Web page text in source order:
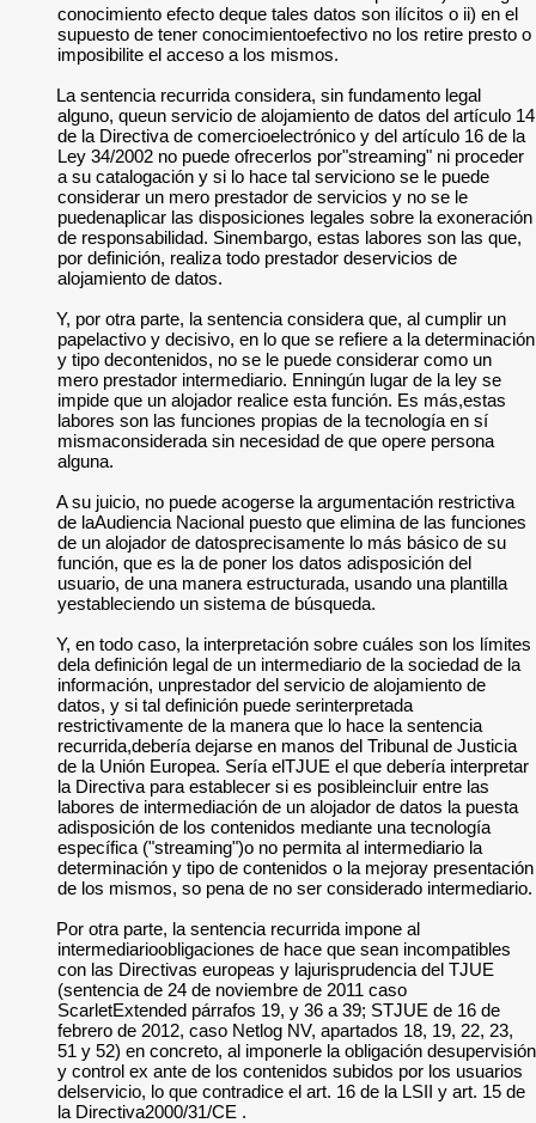
conocimiento efecto deque tales datos son ilícitos o ii) en el
supuesto de tener conocimientoefectivo no los retire presto o
imposibilite el acceso a los mismos.
La sentencia recurrida considera, sin fundamento legal
alguno, queun servicio de alojamiento de datos del artículo 14
de la Directiva de comercioelectrónico y del artículo 16 de la
Ley 34/2002 no puede ofrecerlos por"streaming" ni proceder
a su catalogación y si lo hace tal serviciono se le puede
considerar un mero prestador de servicios y no se le
puedenaplicar las disposiciones legales sobre la exoneración
de responsabilidad. Sinembargo, estas labores son las que,
por definición, realiza todo prestador deservicios de
alojamiento de datos.
Y, por otra parte, la sentencia considera que, al cumplir un
papelactivo y decisivo, en lo que se refiere a la determinación
y tipo decontenidos, no se le puede considerar como un
mero prestador intermediario. Enningún lugar de la ley se
impide que un alojador realice esta función. Es más,estas
labores son las funciones propias de la tecnología en sí
mismaconsiderada sin necesidad de que opere persona
alguna.
A su juicio, no puede acogerse la argumentación restrictiva
de laAudiencia Nacional puesto que elimina de las funciones
de un alojador de datosprecisamente lo más básico de su
función, que es la de poner los datos adisposición del
usuario, de una manera estructurada, usando una plantilla
yestableciendo un sistema de búsqueda.
Y, en todo caso, la interpretación sobre cuáles son los límites
dela definición legal de un intermediario de la sociedad de la
información, unprestador del servicio de alojamiento de
datos, y si tal definición puede serinterpretada
restrictivamente de la manera que lo hace la sentencia
recurrida,debería dejarse en manos del Tribunal de Justicia
de la Unión Europea. Sería elTJUE el que debería interpretar
la Directiva para establecer si es posibleincluir entre las
labores de intermediación de un alojador de datos la puesta
adisposición de los contenidos mediante una tecnología
específica ("streaming")o no permita al intermediario la
determinación y tipo de contenidos o la mejoray presentación
de los mismos, so pena de no ser considerado intermediario.
Por otra parte, la sentencia recurrida impone al
intermediarioobligaciones de hace que sean incompatibles
con las Directivas europeas y lajurisprudencia del TJUE
(sentencia de 24 de noviembre de 2011 caso
ScarletExtended párrafos 19, y 36 a 39; STJUE de 16 de
febrero de 2012, caso Netlog NV, apartados 18, 19, 22, 23,
51 y 52) en concreto, al imponerle la obligación desupervisión
y control ex ante de los contenidos subidos por los usuarios
delservicio, lo que contradice el art. 16 de la LSII y art. 15 de
la Directiva2000/31/CE .